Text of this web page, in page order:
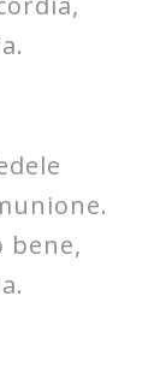
bene,